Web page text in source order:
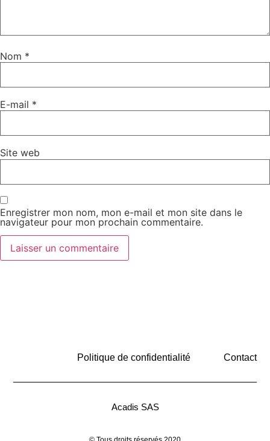
Nom *
E-mail *
Site web
Enregistrer mon nom, mon e-mail et mon site dans le
navigateur pour mon prochain commentaire.
Politique de confidentialité Contact
Acadis SAS